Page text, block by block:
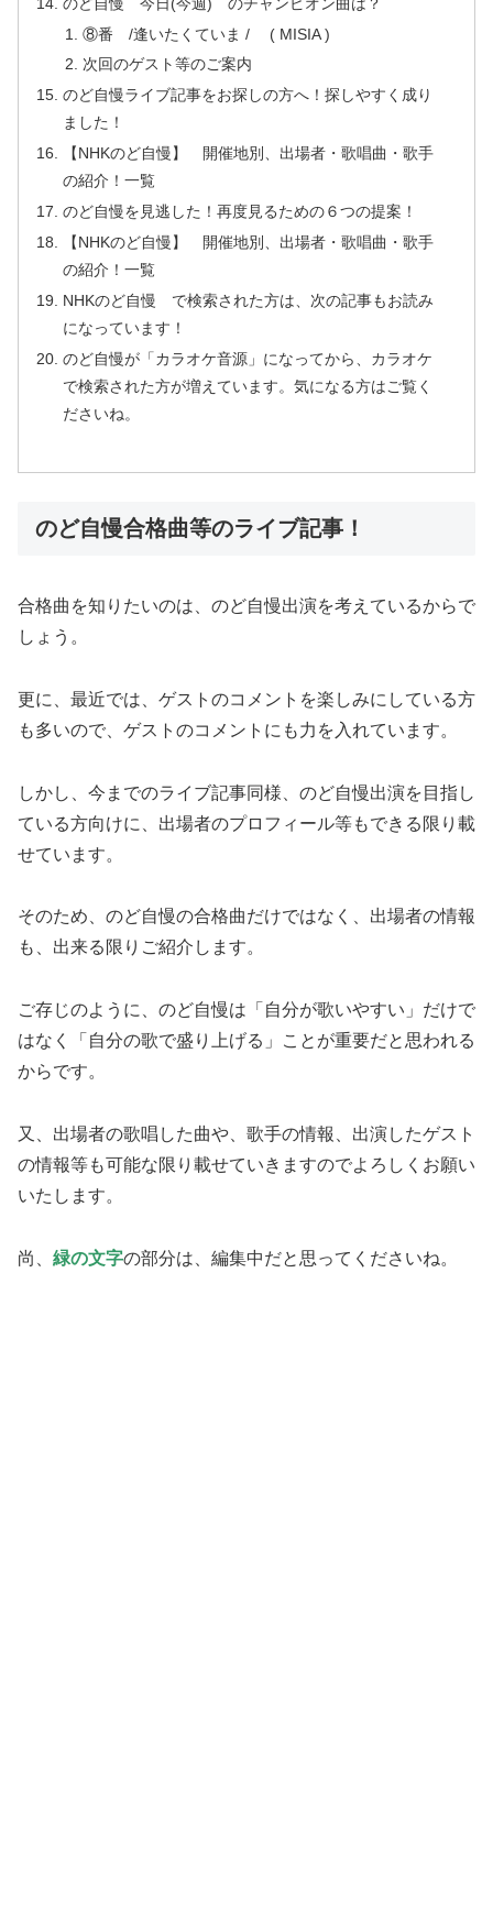
⑧番 /逢いたくていま / ( MISIA )
次回のゲスト等のご案内
のど自慢ライブ記事をお探しの方へ！探しやすく成り
ました！
【NHKのど自慢】 開催地別、出場者・歌唱曲・歌手
の紹介！一覧
のど自慢を見逃した！再度見るための６つの提案！
【NHKのど自慢】 開催地別、出場者・歌唱曲・歌手
の紹介！一覧
NHKのど自慢 で検索された方は、次の記事もお読み
になっています！
のど自慢が「カラオケ音源」になってから、カラオケ
で検索された方が増えています。気になる方はご覧く
ださいね。
のど自慢合格曲等のライブ記事！
合格曲を知りたいのは、のど自慢出演を考えているからで
しょう。
更に、最近では、ゲストのコメントを楽しみにしている方
も多いので、ゲストのコメントにも力を入れています。
しかし、今までのライブ記事同様、のど自慢出演を目指し
ている方向けに、出場者のプロフィール等もできる限り載
せています。
そのため、のど自慢の合格曲だけではなく、出場者の情報
も、出来る限りご紹介します。
ご存じのように、のど自慢は「自分が歌いやすい」だけで
はなく「自分の歌で盛り上げる」ことが重要だと思われる
からです。
又、出場者の歌唱した曲や、歌手の情報、出演したゲスト
の情報等も可能な限り載せていきますのでよろしくお願い
いたします。
尚、 緑の文字の部分は、編集中だと思ってくださいね。